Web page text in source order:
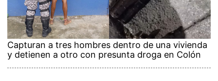
Capturan a tres hombres dentro de una vivienda
y detienen a otro con presunta droga en Colón